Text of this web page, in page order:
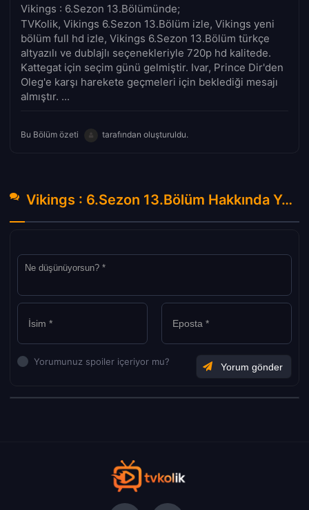
Vikings : 6.Sezon 13.Bölümünde;
TVKolik, Vikings 6.Sezon 13.Bölüm izle, Vikings yeni
bölüm full hd izle, Vikings 6.Sezon 13.Bölüm türkçe
altyazılı ve dublajlı seçenekleriyle 720p hd kalitede.
Kattegat için seçim günü gelmiştir. Ivar, Prince Dir'den
Oleg'e karşı harekete geçmeleri için beklediği mesajı
almıştır. ...
Bu Bölüm özeti tarafından oluşturuldu.
Vikings : 6.Sezon 13.Bölüm Hakkında Yorumlar
Yorumunuz spoiler içeriyor mu?